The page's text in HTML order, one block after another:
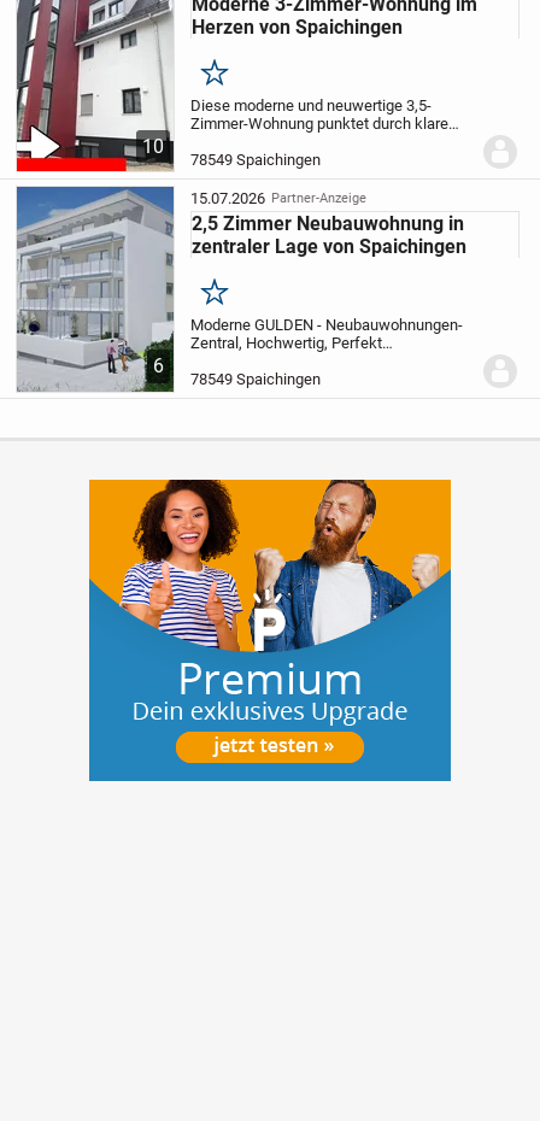
10
Herzen von Spaichingen
Merken
Diese moderne und neuwertige 3,5-
Zimmer-Wohnung punktet durch klare
und dabei ausgesprochen wohnlich. Die
hochwertigen Materialien, die hier verbaut
wurden...
78549 Spaichingen
6
15.07.2026 Partner-Anzeige
2,5 Zimmer Neubauwohnung in
zentraler Lage von Spaichingen
Merken
Moderne GULDEN - Neubauwohnungen-
Zentral, Hochwertig, Perfekt
Wohnprojekt - einem stilvollen Neubau,
der modernes Wohnen mit durchdachter
78549 Spaichingen